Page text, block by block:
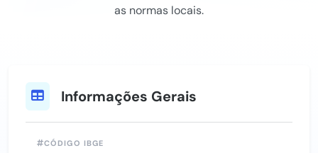
as normas locais.
Informações Gerais
CÓDIGO IBGE